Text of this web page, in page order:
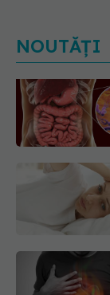
NOUTĂȚI